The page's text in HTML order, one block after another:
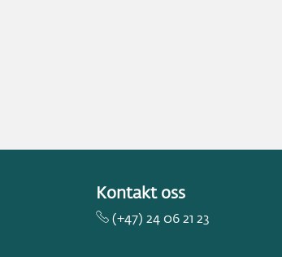
Kontakt oss
(+47) 24 06 21 23